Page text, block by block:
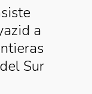
a
Sur